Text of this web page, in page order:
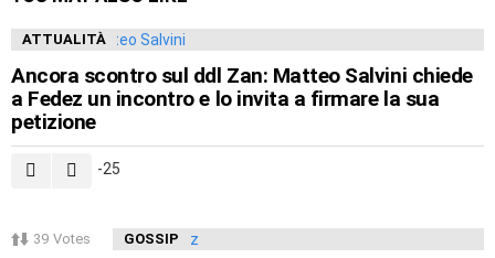
ATTUALITÀ
Ancora scontro sul ddl Zan: Matteo Salvini chiede
a Fedez un incontro e lo invita a firmare la sua
petizione
-25
39 Votes GOSSIP